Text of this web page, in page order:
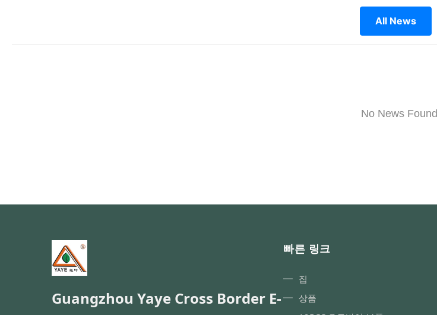
All News
No News Found
Guangzhou Yaye Cross Border E-
빠른 링크
집
상품